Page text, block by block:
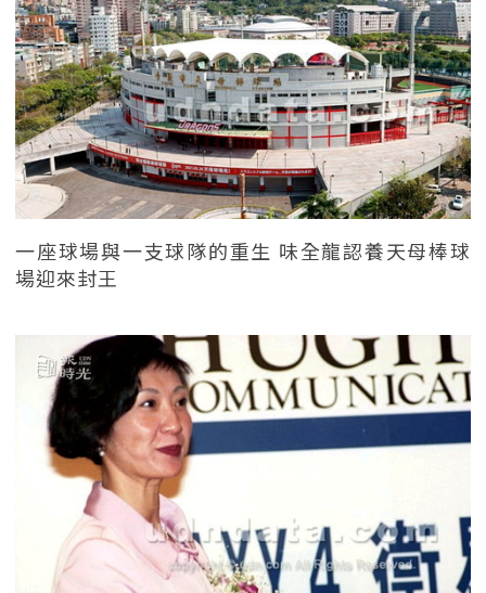
一座球場與一支球隊的重生 味全龍認養天母棒球
場迎來封王